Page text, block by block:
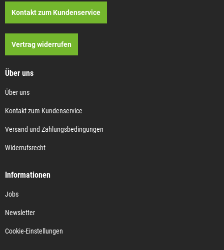
Kontakt zum Kundenservice
Vertrag widerrufen
Über uns
Über uns
Kontakt zum Kundenservice
Versand und Zahlungsbedingungen
Widerrufsrecht
Informationen
Jobs
Newsletter
Cookie-Einstellungen